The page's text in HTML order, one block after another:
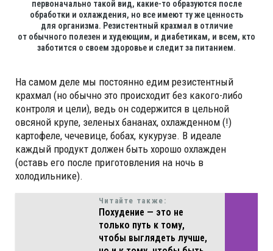
первоначально такой вид, какие-то образуются после
обработки и охлаждения, но все имеют ту же ценность
для организма. Резистентный крахмал в отличие
от обычного полезен и худеющим, и диабетикам, и всем, кто
заботится о своем здоровье и следит за питанием.
На самом деле мы постоянно едим резистентный
крахмал (но обычно это происходит без какого-либо
контроля и цели), ведь он содержится в цельной
овсяной крупе, зеленых бананах, охлажденном (!)
картофеле, чечевице, бобах, кукурузе. В идеале
каждый продукт должен быть хорошо охлажден
(оставь его после приготовления на ночь в
холодильнике).
Читайте также:
Похудение — это не
только путь к тому,
чтобы выглядеть лучше,